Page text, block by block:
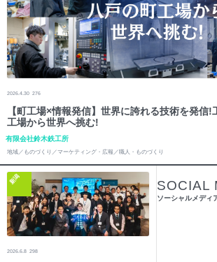
2026.4.30 276
【町工場×情報発信】世界に誇れる技術を発信
工場から世界へ挑む!
有限会社鈴木鉄工所
地域／ものづくり／マーケティング・広報／職人・ものづくり
新潟
2026.6.8 298
SOCIAL
ソーシャルメディ